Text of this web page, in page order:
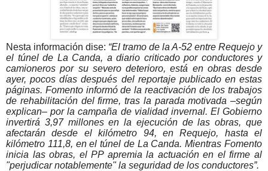
Nesta información dise: “El tramo de la A-52 entre Requejo y
el túnel de La Canda, a diario criticado por conductores y
camioneros por su severo deterioro, está en obras desde
ayer, pocos días después del reportaje publicado en estas
páginas. Fomento informó de la reactivación de los trabajos
de rehabilitación del firme, tras la parada motivada –según
explican– por la campaña de vialidad invernal. El Gobierno
invertirá 3,97 millones en la ejecución de las obras, que
afectarán desde el kilómetro 94, en Requejo, hasta el
kilómetro 111,8, en el túnel de La Canda. Mientras Fomento
inicia las obras, el PP apremia la actuación en el firme al
"perjudicar notablemente" la seguridad de los conductores”.